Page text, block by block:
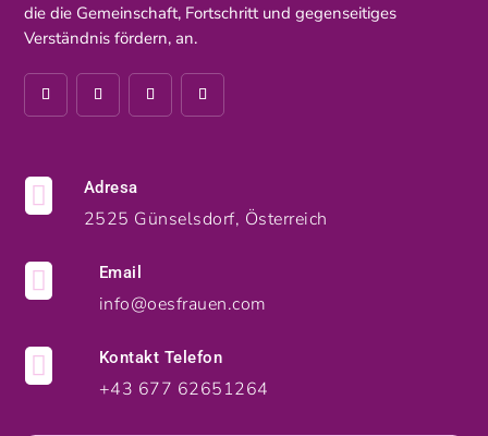
die die Gemeinschaft, Fortschritt und gegenseitiges
Verständnis fördern, an.
 Adresa
2525 Günselsdorf, Österreich
 Email
info@oesfrauen.com
 Kontakt Telefon
+43 677 62651264